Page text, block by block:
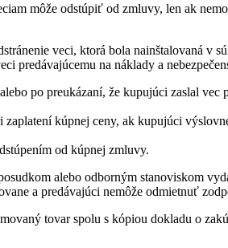
môže odstúpiť od zmluvy, len ak
veci, ktorá bola nainštalovaná v
predávajúcemu na náklady a
po preukázaní, že kupujúci zaslal
kúpnej ceny, ak kupujúci
od kúpnej zmluvy.
alebo odborným stanoviskom
a predávajúci nemôže odmietnuť
tovar spolu s kópiou dokladu o